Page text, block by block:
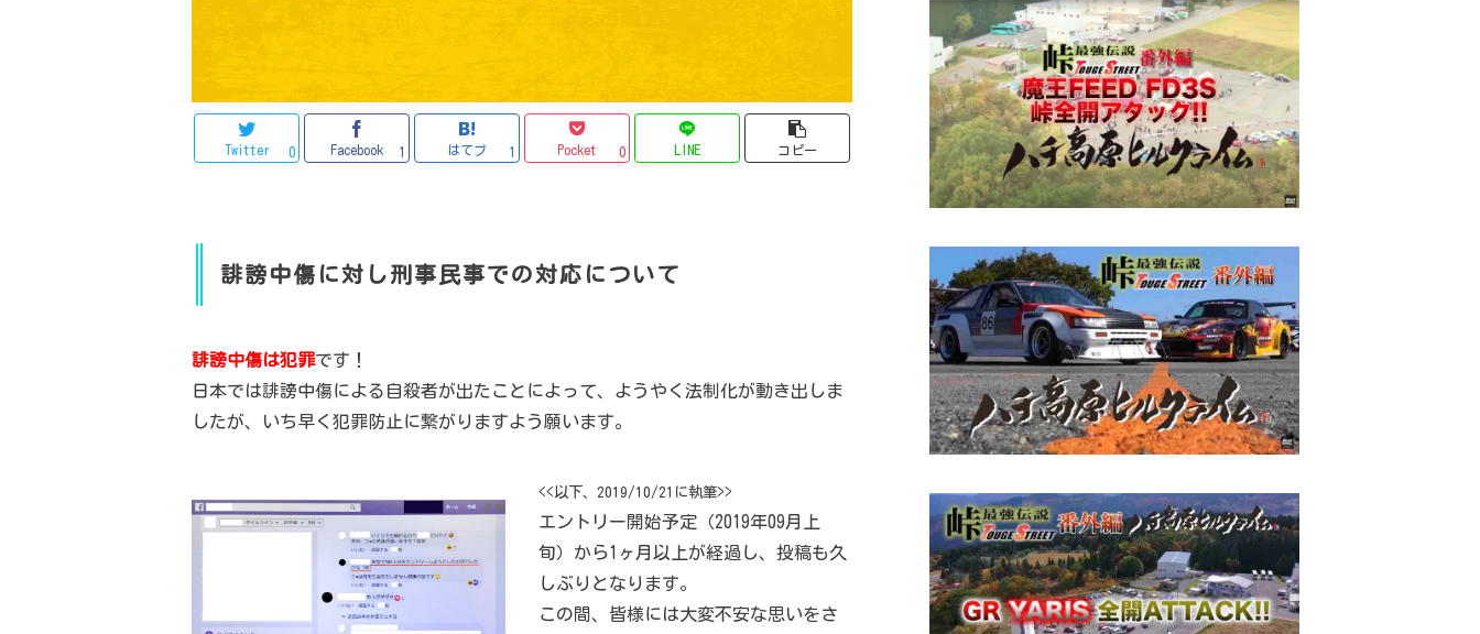
Twitter 0 Facebook 1 はてブ 1 Pocket 0 LINE コピー
誹謗中傷に対し刑事民事での対応について
誹謗中傷は犯罪です！
日本では誹謗中傷による自殺者が出たことによって、ようやく法制化が動き出しま
したが、いち早く犯罪防止に繋がりますよう願います。
<<以下、2019/10/21に執筆>>
エントリー開始予定（2019年09月上
旬）から1ヶ月以上が経過し、投稿も久
しぶりとなります。
この間、皆様には大変不安な思いをさ